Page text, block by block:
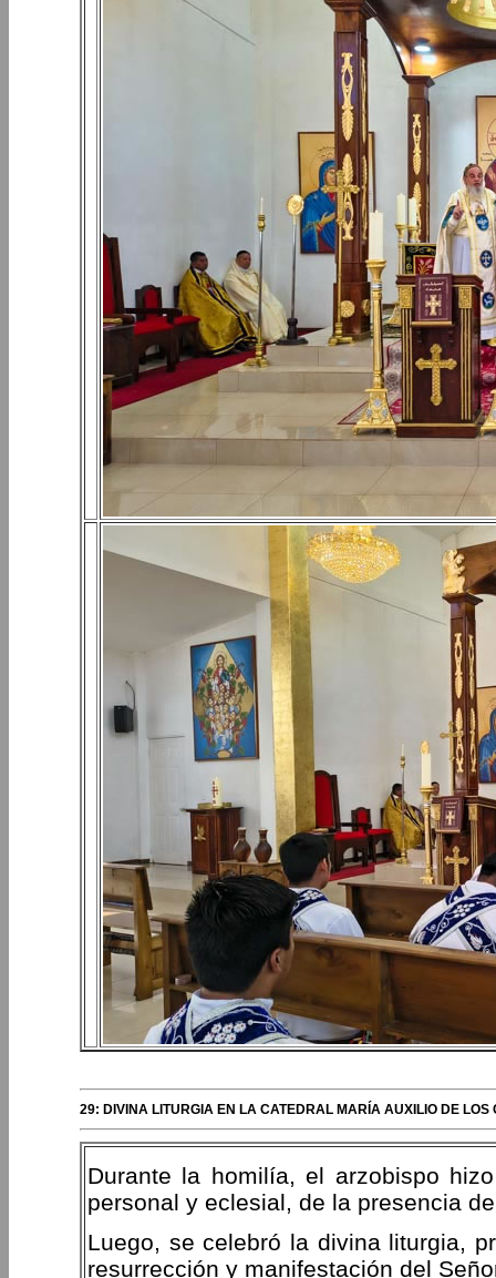
29: DIVINA LITURGIA EN LA CATEDRAL MARÍA AUXILIO DE LOS
Durante la homilía, el arzobispo
personal y eclesial, de la presencia
Luego, se celebró la divina liturgia,
resurrección y manifestación del